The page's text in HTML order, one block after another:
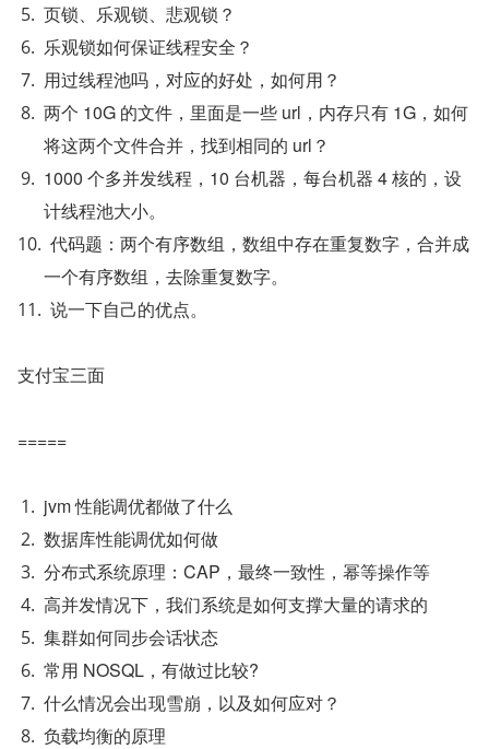
页锁、乐观锁、悲观锁？
乐观锁如何保证线程安全？
用过线程池吗，对应的好处，如何用？
两个 10G 的文件，里面是一些 url，内存只有 1G，如何
将这两个文件合并，找到相同的 url？
1000 个多并发线程，10 台机器，每台机器 4 核的，设
计线程池大小。
代码题：两个有序数组，数组中存在重复数字，合并成
一个有序数组，去除重复数字。
说一下自己的优点。
支付宝三面
=====
jvm 性能调优都做了什么
数据库性能调优如何做
分布式系统原理：CAP，最终一致性，幂等操作等
高并发情况下，我们系统是如何支撑大量的请求的
集群如何同步会话状态
常用 NOSQL，有做过比较?
什么情况会出现雪崩，以及如何应对？
负载均衡的原理